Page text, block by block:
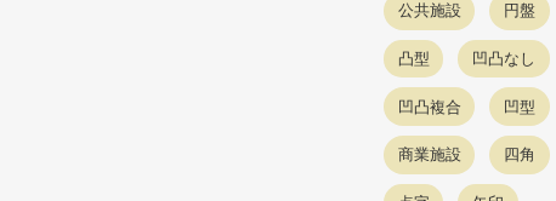
公共施設 円盤
凸型 凹凸なし
凹凸複合 凹型
商業施設 四角